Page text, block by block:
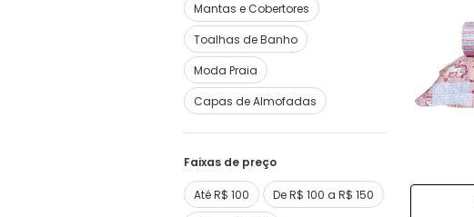
Mantas e Cobertores
Toalhas de Banho
Moda Praia
Capas de Almofadas
Faixas de preço
Até R$ 100
De R$ 100 a R$ 150